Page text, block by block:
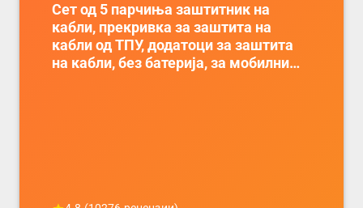
Сет од 5 парчиња заштитник на
кабли, прекривка за заштита на
кабли од ТПУ, додатоци за заштита
на кабли, без батерија, за мобилни